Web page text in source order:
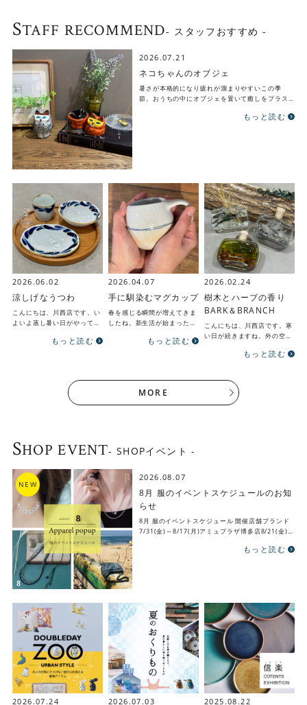
STAFF RECOMMEND- スタッフおすすめ -
2026.07.21
ネコちゃんのオブジェ
暑さが本格的になり疲れが溜まりやすいこの季
節。おうちの中にオブジェを置いて癒しをプラス
もっと読む
2026.06.02
涼しげなうつわ
こんにちは、川西店です。い
よいよ蒸し暑い日がやってき
ありますがすぐそこに梅雨の
もっと読む
2026.04.07
手に馴染むマグカップ
春を感じる瞬間が増えてきま
したね。新生活が始まった方
バタつく時期にお気に入りの
もっと読む
2026.02.24
樹木とハーブの香り
BARK＆BRANCH
こんにちは、川西店です。寒
い日が続きますね。外の空気
です。こもりがちな空気に、
もっと読む
MORE
SHOP EVENT- SHOPイベント -
2026.08.07
8月 服のイベントスケジュールのお知
らせ
8月 服のイベントスケジュール 開催店舗ブランド
7/31(金)～8/17(月)アミュプラザ博多店8/21(金)～
もっと読む
2026.07.24 2026.07.03 2025.08.22